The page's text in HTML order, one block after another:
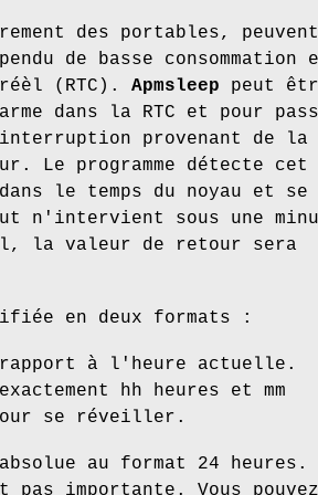
des portables, peuvent
de basse consommation
(RTC). Apmsleep peut
dans la RTC et pour
provenant de la
Le programme détecte cet
le temps du noyau et se
n'intervient sous une
la valeur de retour sera
en deux formats :
à l'heure actuelle.
hh heures et mm
se réveiller.
au format 24 heures.
pas importante. Vous pouvez